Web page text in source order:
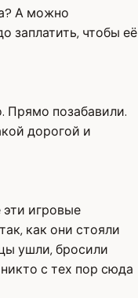
А можно
заплатить, чтобы её
Прямо позабавили.
дорогой и
игровые
как они стояли
ушли, бросили
с тех пор сюда